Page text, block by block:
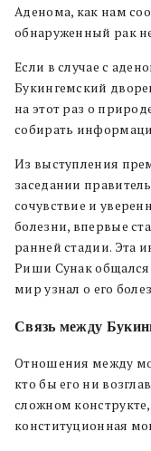
Аденома, как нам
обнаруженный рак
Если в случае с
Букингемский
на этот раз о
собирать
Из выступления
заседании
сочувствие и
болезни, впервые
ранней стадии. Эта
Риши Сунак общался
мир узнал о его
Связь между
Отношения между
кто бы его ни
сложном
конституционная